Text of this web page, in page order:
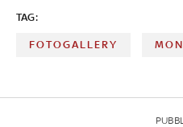
TAG:
FOTOGALLERY